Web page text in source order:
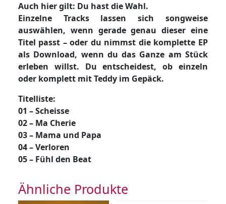
Auch hier gilt: Du hast die Wahl.
Einzelne Tracks lassen sich songweise
auswählen, wenn gerade genau dieser eine
Titel passt – oder du nimmst die komplette EP
als Download, wenn du das Ganze am Stück
erleben willst. Du entscheidest, ob einzeln
oder komplett mit Teddy im Gepäck.
Titelliste:
01 – Scheisse
02 – Ma Cherie
03 – Mama und Papa
04 – Verloren
05 – Fühl den Beat
Ähnliche Produkte